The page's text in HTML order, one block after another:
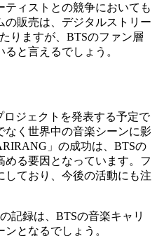
ィストとの競争においても
販売は、デジタルストリー
りますが、BTSのファン層
と言えるでしょう。
ジェクトを発表する予定で
なく世界中の音楽シーンに影
」の成功は、BTSの
る要因となっています。フ
しており、今後の活動にも注
記録は、BTSの音楽キャリ
となるでしょう。